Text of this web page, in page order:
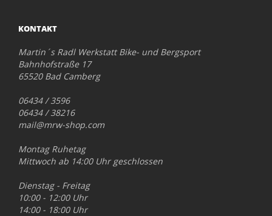
KONTAKT
Martin´s Radl Werkstatt Bike- und Bergsport
Bahnhofstraße 17
65520 Bad Camberg
06434 / 3596
06434 / 38216
mail@mrw-shop.com
Montag Ruhetag
Mittwoch ab 14:00 Uhr geschlossen
Dienstag - Freitag
10:00 - 12:00 Uhr
14:00 - 18:00 Uhr